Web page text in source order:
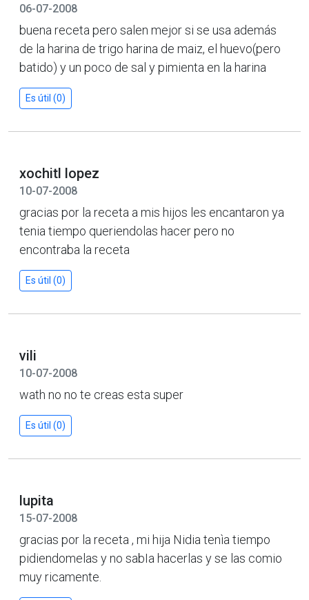
06-07-2008
buena receta pero salen mejor si se usa además
de la harina de trigo harina de maiz, el huevo(pero
batido) y un poco de sal y pimienta en la harina
Es útil (0)
xochitl lopez
10-07-2008
gracias por la receta a mis hijos les encantaron ya
tenia tiempo queriendolas hacer pero no
encontraba la receta
Es útil (0)
vili
10-07-2008
wath no no te creas esta super
Es útil (0)
lupita
15-07-2008
gracias por la receta , mi hija Nidia tenìa tiempo
pidiendomelas y no sabIa hacerlas y se las comio
muy ricamente.